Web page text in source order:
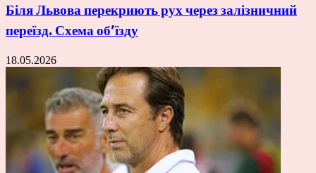
Біля Львова перекриють рух через залізничний
переїзд. Схема об’їзду
18.05.2026